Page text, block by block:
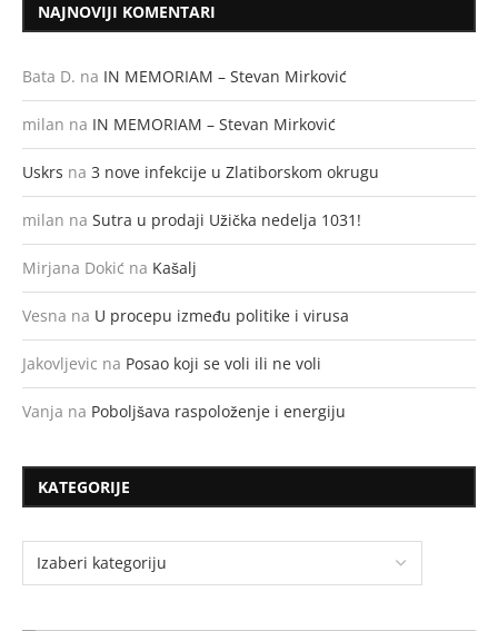
NAJNOVIJI KOMENTARI
Bata D. na IN MEMORIAM – Stevan Mirković
milan na IN MEMORIAM – Stevan Mirković
Uskrs na 3 nove infekcije u Zlatiborskom okrugu
milan na Sutra u prodaji Užička nedelja 1031!
Mirjana Dokić na Kašalj
Vesna na U procepu između politike i virusa
Jakovljevic na Posao koji se voli ili ne voli
Vanja na Poboljšava raspoloženje i energiju
KATEGORIJE